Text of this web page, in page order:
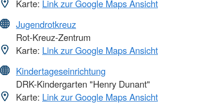
Karte: Link zur Google Maps Ansicht
Jugendrotkreuz
Rot-Kreuz-Zentrum
Karte: Link zur Google Maps Ansicht
Kindertageseinrichtung
DRK-Kindergarten "Henry Dunant"
Karte: Link zur Google Maps Ansicht